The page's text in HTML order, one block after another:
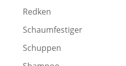
Redken
Schaumfestiger
Schuppen